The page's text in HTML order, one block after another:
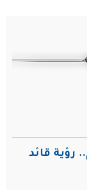
رؤية قائد